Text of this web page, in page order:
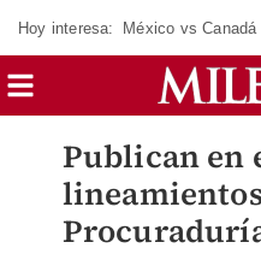
Hoy interesa: México vs Canadá
Publican en